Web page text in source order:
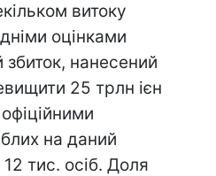
витоку
оцінками
нанесений
25 трлн ієн
на даний
тис. осіб. Доля